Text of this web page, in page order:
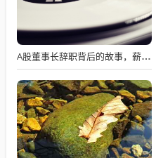
A股董事长辞职背后的故事，薪资不满意引发争议